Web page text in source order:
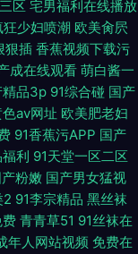
区 宅男福利在线播放
狂少妇喷潮 欧美肏屄
狠插 香蕉视频下载污
成在线观看 萌白酱一
精品3p 91综合碰 国产
av网址 欧美肥老妇
91香蕉污APP 国产
利 91天堂一区二区
粉嫩 国产男女猛视
2 91李宗精品 黑丝袜
青青草51 91丝袜在
年人网站视频 免费在